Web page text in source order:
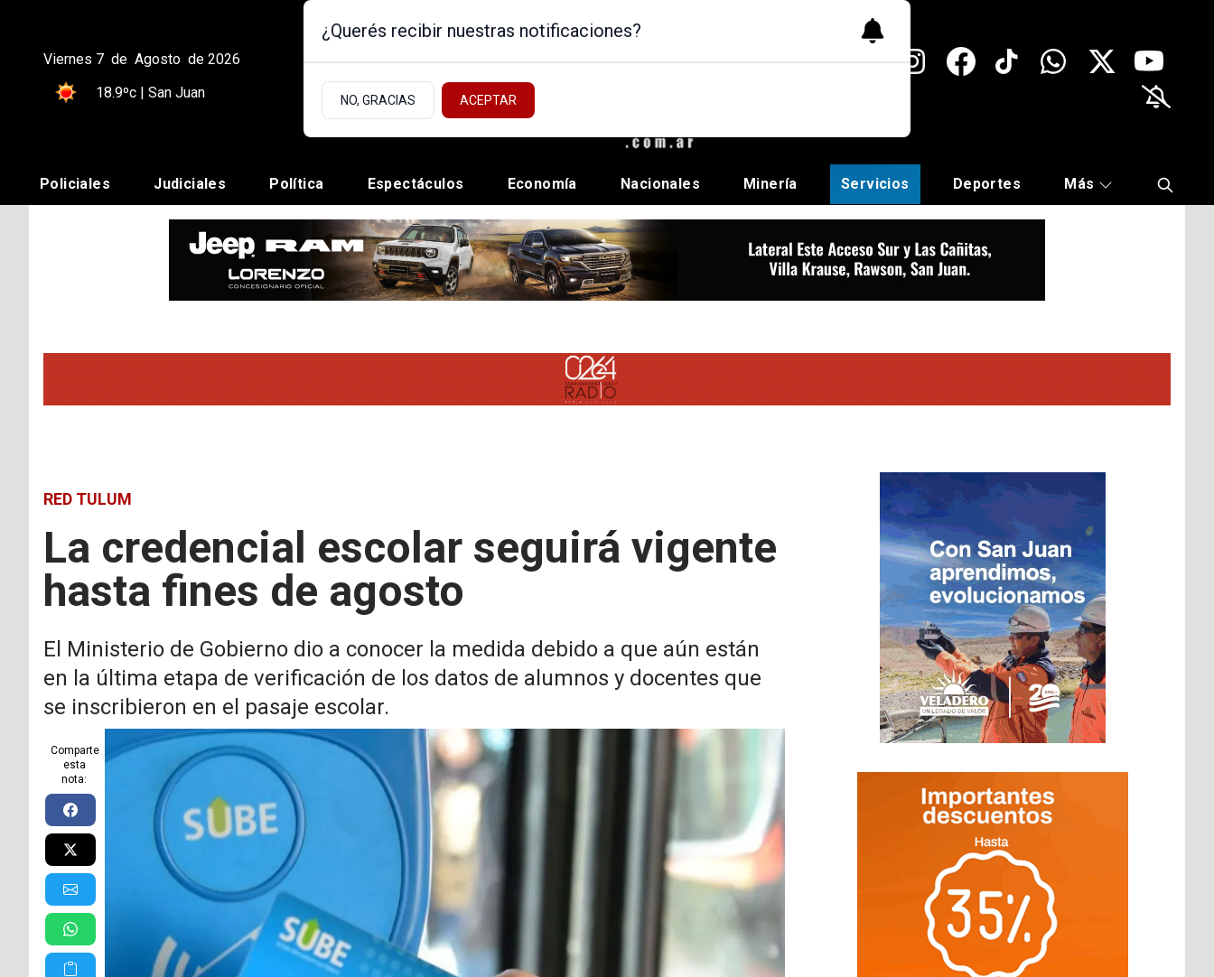
Viernes 7 de Agosto de 2026
18.9ºc | San Juan
Policiales Judiciales Política Espectáculos Economía Nacionales Minería Servicios Deportes Más
RED TULUM
La credencial escolar seguirá vigente
hasta fines de agosto
El Ministerio de Gobierno dio a conocer la medida debido a que aún están
en la última etapa de verificación de los datos de alumnos y docentes que
se inscribieron en el pasaje escolar.
Comparte
esta
nota:
¿Querés recibir nuestras notificaciones?
NO, GRACIAS ACEPTAR